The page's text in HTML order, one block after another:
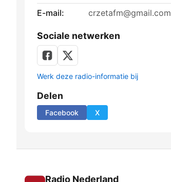
E-mail:
crzetafm@gmail.com
Sociale netwerken
Werk deze radio-informatie bij
Delen
Facebook X
Radio Nederland